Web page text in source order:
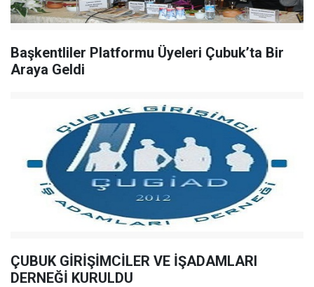
Başkentliler Platformu Üyeleri Çubuk’ta Bir
Araya Geldi
ÇUBUK GİRİŞİMCİLER VE İŞADAMLARI
DERNEĞİ KURULDU